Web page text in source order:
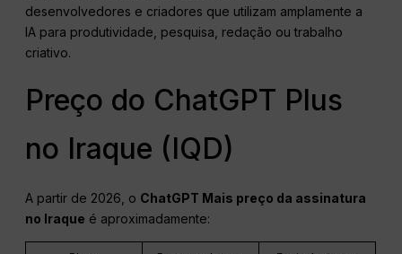
desenvolvedores e criadores que utilizam amplamente a
IA para produtividade, pesquisa, redação ou trabalho
criativo.
Preço do ChatGPT Plus
no Iraque (IQD)
A partir de 2026, o ChatGPT Mais preço da assinatura
no Iraque é aproximadamente: